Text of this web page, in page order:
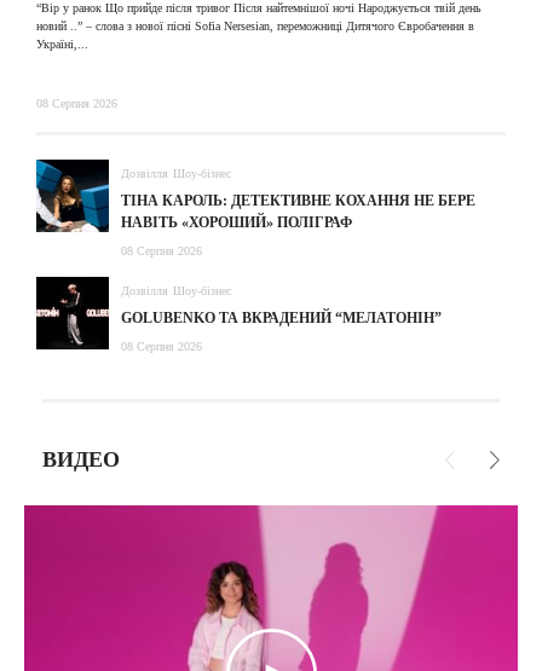
“Вір у ранок Що прийде після тривог Після найтемнішої ночі Народжується твій день
новий ..” – слова з нової пісні Sofia Nersesian, переможниці Дитячого Євробачення в
Україні,...
08 Серпня 2026
Дозвілля Шоу-бізнес
ТІНА КАРОЛЬ: ДЕТЕКТИВНЕ КОХАННЯ НЕ БЕРЕ
НАВІТЬ «ХОРОШИЙ» ПОЛІГРАФ
08 Серпня 2026
Дозвілля Шоу-бізнес
GOLUBENKO ТА ВКРАДЕНИЙ “МЕЛАТОНІН”
08 Серпня 2026
ВИДЕО